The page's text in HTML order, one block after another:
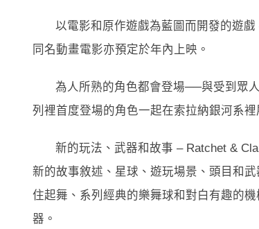
以電影和原作遊戲為藍圖而開發的遊
同名動畫電影亦預定於年內上映。
為人所熟的角色都會登場──與受到眾
列裡首度登場的角色一起在索拉納銀河系裡
新的玩法、武器和故事 – Ratchet &
新的故事敘述、星球、遊玩場景、頭目和
住起舞、系列經典的樂舞球和對白有趣的
器。